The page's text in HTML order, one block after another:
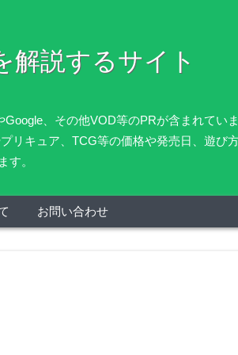
解説するサイト
、その他VOD等のPRが含まれて
リキュア、TCG等の価格や発売日、遊
す。
お問い合わせ